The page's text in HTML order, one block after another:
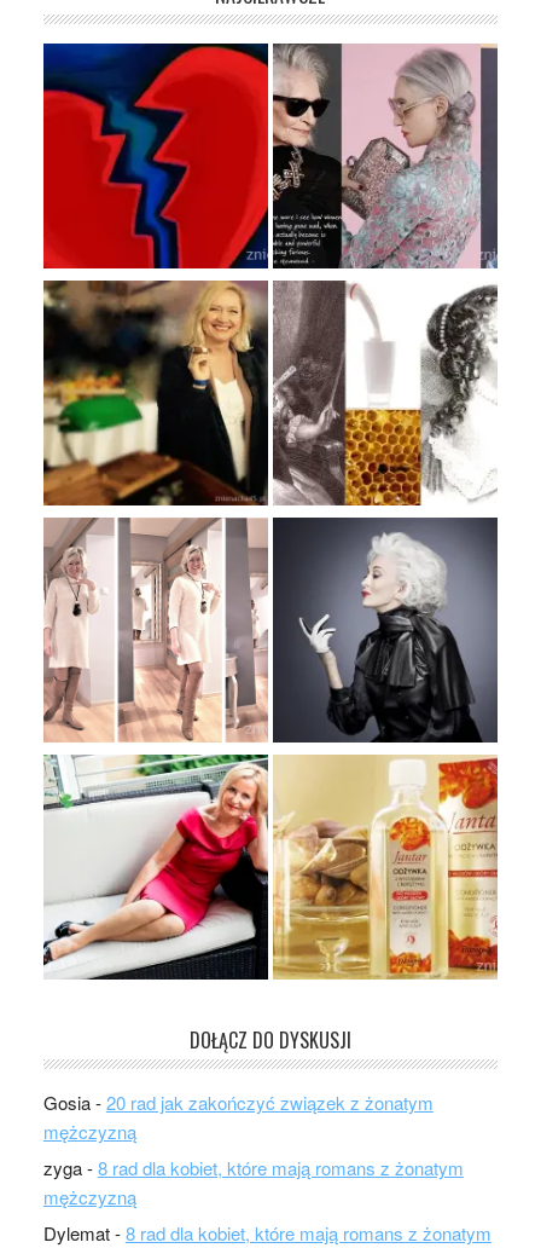
DOŁĄCZ DO DYSKUSJI
Gosia-20 rad jak zakończyć związek z żonatym
mężczyzną
zyga-8 rad dla kobiet, które mają romans z żonatym
mężczyzną
Dylemat-8 rad dla kobiet, które mają romans z żonatym